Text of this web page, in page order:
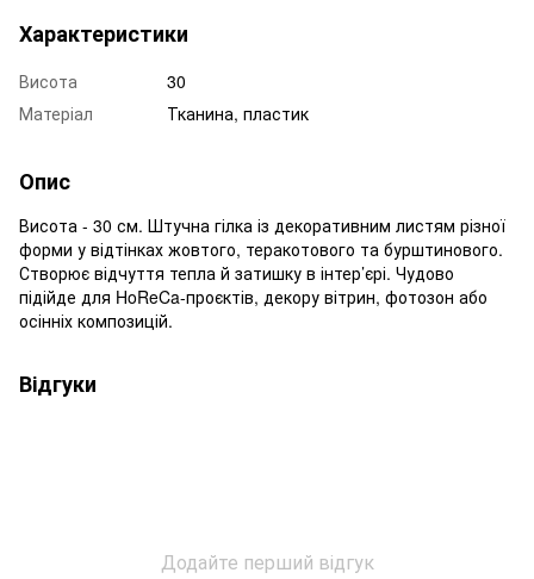
Характеристики
Висота
30
Матеріал
Тканина, пластик
Опис
Висота - 30 см. Штучна гілка із декоративним листям різної
форми у відтінках жовтого, теракотового та бурштинового.
Створює відчуття тепла й затишку в інтер’єрі. Чудово
підійде для HoReCa-проєктів, декору вітрин, фотозон або
осінніх композицій.
Відгуки
Додайте перший відгук